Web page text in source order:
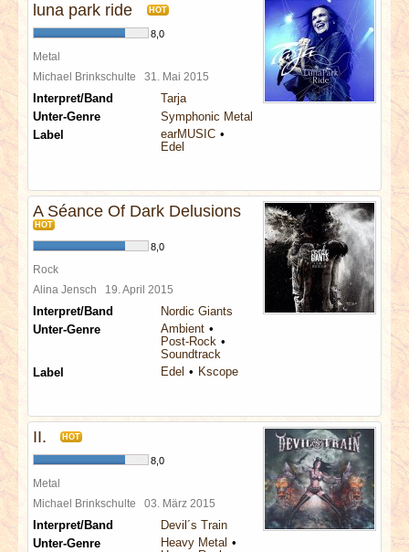
luna park ride HOT
8,0
Metal
Michael Brinkschulte 31. Mai 2015
Interpret/Band
Tarja
Unter-Genre
Symphonic Metal
Label
earMUSIC
Edel
A Séance Of Dark Delusions
HOT
8,0
Rock
Alina Jensch 19. April 2015
Interpret/Band
Nordic Giants
Unter-Genre
Ambient
Post-Rock
Soundtrack
Label
Edel Kscope
II. HOT
8,0
Metal
Michael Brinkschulte 03. März 2015
Interpret/Band
Devil´s Train
Unter-Genre
Heavy Metal